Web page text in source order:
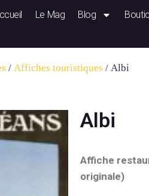
Le Mag Blog
/ Affiches touristiques / Albi
Albi
Affiche
originale)